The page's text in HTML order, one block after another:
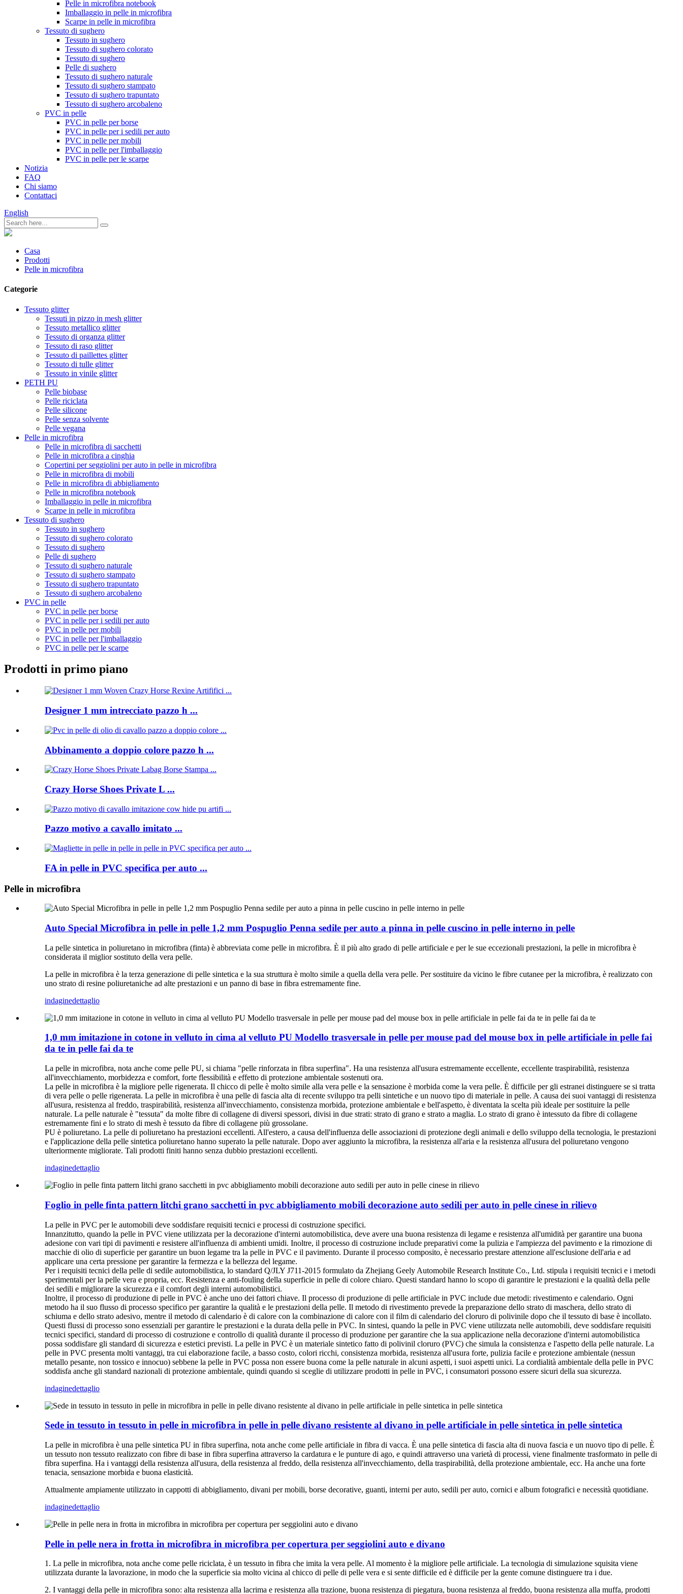
Pelle in microfibra notebook
Imballaggio in pelle in microfibra
Scarpe in pelle in microfibra
Tessuto di sughero
Tessuto in sughero
Tessuto di sughero colorato
Tessuto di sughero
Pelle di sughero
Tessuto di sughero naturale
Tessuto di sughero stampato
Tessuto di sughero trapuntato
Tessuto di sughero arcobaleno
PVC in pelle
PVC in pelle per borse
PVC in pelle per i sedili per auto
PVC in pelle per mobili
PVC in pelle per l'imballaggio
PVC in pelle per le scarpe
Notizia
FAQ
Chi siamo
Contattaci
English
Casa
Prodotti
Pelle in microfibra
Categorie
Tessuto glitter
Tessuti in pizzo in mesh glitter
Tessuto metallico glitter
Tessuto di organza glitter
Tessuto di raso glitter
Tessuto di paillettes glitter
Tessuto di tulle glitter
Tessuto in vinile glitter
PETH PU
Pelle biobase
Pelle riciclata
Pelle silicone
Pelle senza solvente
Pelle vegana
Pelle in microfibra
Pelle in microfibra di sacchetti
Pelle in microfibra a cinghia
Copertini per seggiolini per auto in pelle in microfibra
Pelle in microfibra di mobili
Pelle in microfibra di abbigliamento
Pelle in microfibra notebook
Imballaggio in pelle in microfibra
Scarpe in pelle in microfibra
Tessuto di sughero
Tessuto in sughero
Tessuto di sughero colorato
Tessuto di sughero
Pelle di sughero
Tessuto di sughero naturale
Tessuto di sughero stampato
Tessuto di sughero trapuntato
Tessuto di sughero arcobaleno
PVC in pelle
PVC in pelle per borse
PVC in pelle per i sedili per auto
PVC in pelle per mobili
PVC in pelle per l'imballaggio
PVC in pelle per le scarpe
Prodotti in primo piano
Designer 1 mm intrecciato pazzo h ...
Abbinamento a doppio colore pazzo h ...
Crazy Horse Shoes Private L ...
Pazzo motivo a cavallo imitato ...
FA in pelle in PVC specifica per auto ...
Pelle in microfibra
Auto Special Microfibra in pelle in pelle 1,2 mm Pospuglio Penna sedile per auto a pinna in pelle cuscino in pelle interno in pelle
La pelle sintetica in poliuretano in microfibra (finta) è abbreviata come pelle in microfibra. È il più alto grado di pelle artificiale e per le sue eccezionali prestazioni, la pelle in microfibra è
considerata il miglior sostituto della vera pelle.
La pelle in microfibra è la terza generazione di pelle sintetica e la sua struttura è molto simile a quella della vera pelle. Per sostituire da vicino le fibre cutanee per la microfibra, è realizzato con
uno strato di resine poliuretaniche ad alte prestazioni e un panno di base in fibra estremamente fine.
indaginedettaglio
1,0 mm imitazione in cotone in velluto in cima al velluto PU Modello trasversale in pelle per mouse pad del mouse box in pelle artificiale in pelle fai
da te in pelle fai da te
La pelle in microfibra, nota anche come pelle PU, si chiama "pelle rinforzata in fibra superfina". Ha una resistenza all'usura estremamente eccellente, eccellente traspirabilità, resistenza
all'invecchiamento, morbidezza e comfort, forte flessibilità e effetto di protezione ambientale sostenuti ora.
La pelle in microfibra è la migliore pelle rigenerata. Il chicco di pelle è molto simile alla vera pelle e la sensazione è morbida come la vera pelle. È difficile per gli estranei distinguere se si tratta
di vera pelle o pelle rigenerata. La pelle in microfibra è una pelle di fascia alta di recente sviluppo tra pelli sintetiche e un nuovo tipo di materiale in pelle. A causa dei suoi vantaggi di resistenza
all'usura, resistenza al freddo, traspirabilità, resistenza all'invecchiamento, consistenza morbida, protezione ambientale e bell'aspetto, è diventata la scelta più ideale per sostituire la pelle
naturale. La pelle naturale è "tessuta" da molte fibre di collagene di diversi spessori, divisi in due strati: strato di grano e strato a maglia. Lo strato di grano è intessuto da fibre di collagene
estremamente fini e lo strato di mesh è tessuto da fibre di collagene più grossolane.
PU è poliuretano. La pelle di poliuretano ha prestazioni eccellenti. All'estero, a causa dell'influenza delle associazioni di protezione degli animali e dello sviluppo della tecnologia, le prestazioni
e l'applicazione della pelle sintetica poliuretano hanno superato la pelle naturale. Dopo aver aggiunto la microfibra, la resistenza all'aria e la resistenza all'usura del poliuretano vengono
ulteriormente migliorate. Tali prodotti finiti hanno senza dubbio prestazioni eccellenti.
indaginedettaglio
Foglio in pelle finta pattern litchi grano sacchetti in pvc abbigliamento mobili decorazione auto sedili per auto in pelle cinese in rilievo
La pelle in PVC per le automobili deve soddisfare requisiti tecnici e processi di costruzione specifici. ‌
Innanzitutto, quando la pelle in PVC viene utilizzata per la decorazione d'interni automobilistica, deve avere una buona resistenza di legame e resistenza all'umidità per garantire una buona
adesione con vari tipi di pavimenti e resistere all'influenza di ambienti umidi. Inoltre, il processo di costruzione include preparativi come la pulizia e l'ampiezza del pavimento e la rimozione di
macchie di olio di superficie per garantire un buon legame tra la pelle in PVC e il pavimento. Durante il processo composito, è necessario prestare attenzione all'esclusione dell'aria e ad
applicare una certa pressione per garantire la fermezza e la bellezza del legame‌.
Per i requisiti tecnici della pelle di sedile automobilistica, lo standard Q/JLY J711-2015 formulato da Zhejiang Geely Automobile Research Institute Co., Ltd. stipula i requisiti tecnici e i metodi
sperimentali per la pelle vera e propria, ecc. Resistenza e anti-fouling della superficie in pelle di colore chiaro. Questi standard hanno lo scopo di garantire le prestazioni e la qualità della pelle
dei sedili e migliorare la sicurezza e il comfort degli interni automobilistici.
Inoltre, il processo di produzione di pelle in PVC è anche uno dei fattori chiave. Il processo di produzione di pelle artificiale in PVC include due metodi: rivestimento e calendario. Ogni
metodo ha il suo flusso di processo specifico per garantire la qualità e le prestazioni della pelle. Il metodo di rivestimento prevede la preparazione dello strato di maschera, dello strato di
schiuma e dello strato adesivo, mentre il metodo di calendario è di calore con la combinazione di calore con il film di calendario del cloruro di polivinile dopo che il tessuto di base è incollato.
Questi flussi di processo sono essenziali per garantire le prestazioni e la durata della pelle in PVC. In sintesi, quando la pelle in PVC viene utilizzata nelle automobili, deve soddisfare requisiti
tecnici specifici, standard di processo di costruzione e controllo di qualità durante il processo di produzione per garantire che la sua applicazione nella decorazione d'interni automobilistica
possa soddisfare gli standard di sicurezza e estetici previsti. La pelle in PVC è un materiale sintetico fatto di polivinil cloruro (PVC) che simula la consistenza e l'aspetto della pelle naturale. La
pelle in PVC presenta molti vantaggi, tra cui elaborazione facile, a basso costo, colori ricchi, consistenza morbida, resistenza all'usura forte, pulizia facile e protezione ambientale (nessun
metallo pesante, non tossico e innocuo) sebbene la pelle in PVC possa non essere buona come la pelle naturale in alcuni aspetti, i suoi aspetti unici. La cordialità ambientale della pelle in PVC
soddisfa anche gli standard nazionali di protezione ambientale, quindi quando si sceglie di utilizzare prodotti in pelle in PVC, i consumatori possono essere sicuri della sua sicurezza.
indaginedettaglio
Sede in tessuto in tessuto in pelle in microfibra in pelle in pelle divano resistente al divano in pelle artificiale in pelle sintetica in pelle sintetica
La pelle in microfibra è una pelle sintetica PU in fibra superfina, nota anche come pelle artificiale in fibra di vacca. È una pelle sintetica di fascia alta di nuova fascia e un nuovo tipo di pelle. È
un tessuto non tessuto realizzato con fibre di base in fibra superfina attraverso la cardatura e le punture di ago, e quindi attraverso una varietà di processi, viene finalmente trasformato in pelle di
fibra superfina. Ha i vantaggi della resistenza all'usura, della resistenza al freddo, della resistenza all'invecchiamento, della traspirabilità, della protezione ambientale, ecc. Ha anche una forte
tenacia, sensazione morbida e buona elasticità.
Attualmente ampiamente utilizzato in cappotti di abbigliamento, divani per mobili, borse decorative, guanti, interni per auto, sedili per auto, cornici e album fotografici e necessità quotidiane.
indaginedettaglio
Pelle in pelle nera in frotta in microfibra in microfibra per copertura per seggiolini auto e divano
1. La pelle in microfibra, nota anche come pelle riciclata, è un tessuto in fibra che imita la vera pelle. Al momento è la migliore pelle artificiale. La tecnologia di simulazione squisita viene
utilizzata durante la lavorazione, in modo che la superficie sia molto vicina al chicco di pelle di pelle vera e si sente difficile ed è difficile per la gente comune distinguere tra i due.
2. I vantaggi della pelle in microfibra sono: alta resistenza alla lacrima e resistenza alla trazione, buona resistenza di piegatura, buona resistenza al freddo, buona resistenza alla muffa, prodotti